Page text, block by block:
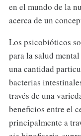
en el mundo de la
acerca de un
Los psicobióticos
para la salud
una cantidad
bacterias
través de una
beneficios entre el
principalmente a